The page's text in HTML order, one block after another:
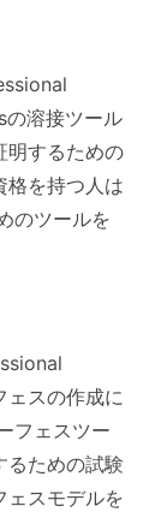
溶接ツール
明するための
格を持つ人は
のツールを
スの作成に
フェスツー
るための試験
ェスモデルを